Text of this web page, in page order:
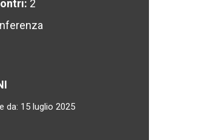
2
da: 15 luglio 2025